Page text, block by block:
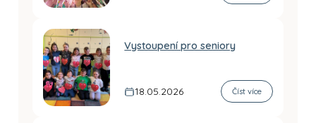
Vystoupení pro seniory
18.05.2026 Číst více